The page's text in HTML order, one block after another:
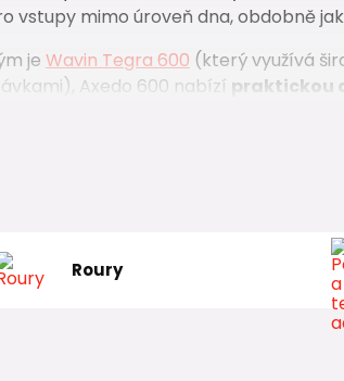
vstupy mimo úroveň dna, obdobně
je Wavin Tegra 600 (který využívá
Axedo 600 nabízí praktickou
montáže
kdo hledá
spolehlivou revizní
Roury